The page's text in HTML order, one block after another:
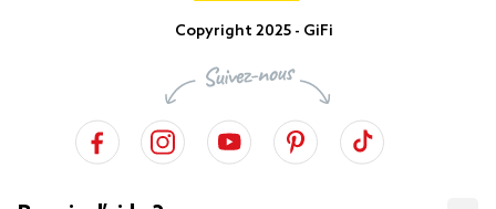
Copyright 2025 - GiFi